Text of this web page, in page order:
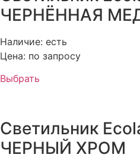
ЧЕРНЁННАЯ
Наличие: есть
Цена: по запросу
Выбрать
Светильник
ЧЕРНЫЙ ХРОМ